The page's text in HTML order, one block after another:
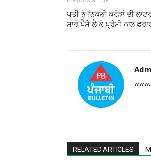
ਪਤੀ ਨੂੰ ਨਿਕਲੀ ਕਰੋੜਾਂ ਦੀ
ਸਾਰੇ ਪੈਸੇ ਲੈ ਕੇ ਪ੍ਰੇਮੀ ਨਾਲ
RELATED ARTICLES